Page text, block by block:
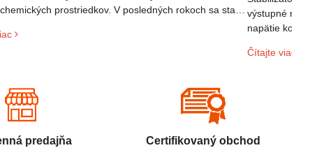
prostriedkov. V posledných rokoch sa stali
výstupné
napätie
sieti. Ak
Čítajte viac
predajňa Certifikovaný obchod